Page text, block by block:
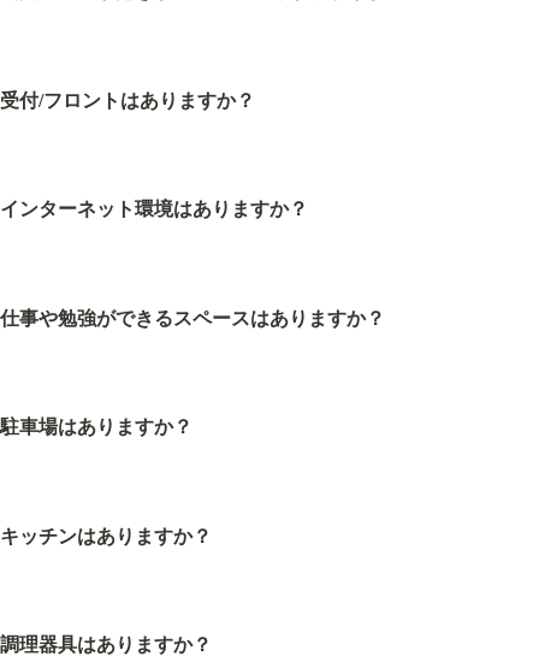
受付/フロントはありますか？
インターネット環境はありますか？
仕事や勉強ができるスペースはありますか？
駐車場はありますか？
キッチンはありますか？
調理器具はありますか？